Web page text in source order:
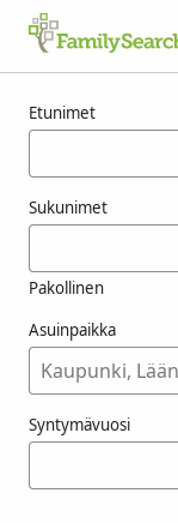
Etunimet
Sukunimet
Pakollinen
Asuinpaikka
Syntymävuosi